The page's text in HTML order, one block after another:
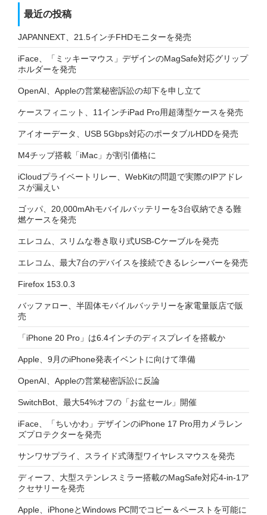
最近の投稿
JAPANNEXT、21.5インチFHDモニターを発売
iFace、「ミッキーマウス」デザインのMagSafe対応グリップ
ホルダーを発売
OpenAI、Appleの営業秘密訴訟の却下を申し立て
ケースフィニット、11インチiPad Pro用超薄型ケースを発売
アイオーデータ、USB 5Gbps対応のポータブルHDDを発売
M4チップ搭載「iMac」が割引価格に
iCloudプライベートリレー、WebKitの問題で実際のIPアドレ
スが漏えい
ゴッパ、20,000mAhモバイルバッテリーを3台収納できる難
燃ケースを発売
エレコム、スリムな巻き取り式USB-Cケーブルを発売
エレコム、最大7台のデバイスを接続できるレシーバーを発売
Firefox 153.0.3
バッファロー、半固体モバイルバッテリーを家電量販店で販
売
「iPhone 20 Pro」は6.4インチのディスプレイを搭載か
Apple、9月のiPhone発表イベントに向けて準備
OpenAI、Appleの営業秘密訴訟に反論
SwitchBot、最大54%オフの「お盆セール」開催
iFace、「ちいかわ」デザインのiPhone 17 Pro用カメラレン
ズプロテクターを発売
サンワサプライ、スライド式薄型ワイヤレスマウスを発売
ディーフ、大型ステンレスミラー搭載のMagSafe対応4-in-1ア
クセサリーを発売
Apple、iPhoneとWindows PC間でコピー＆ペーストを可能に